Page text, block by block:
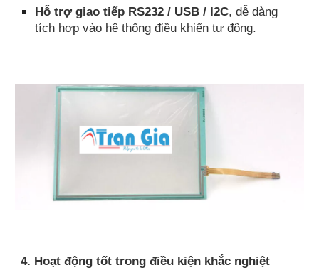
Hỗ trợ giao tiếp RS232 / USB / I2C, dễ dàng
tích hợp vào hệ thống điều khiển tự động.
4. Hoạt động tốt trong điều kiện khắc nghiệt